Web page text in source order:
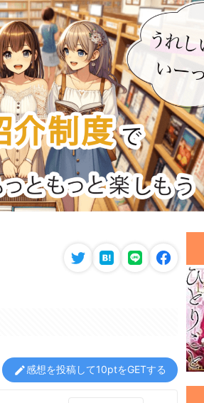
edit感想を投稿して10ptをGETする